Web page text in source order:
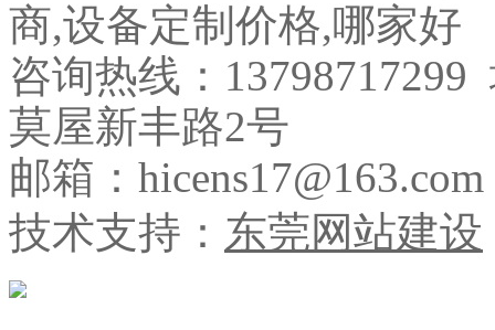
商,设备定制价格,哪家好
咨询热线：
莫屋新丰路2号
邮箱：hicens17@163.com
技术支持： 东莞网站建设